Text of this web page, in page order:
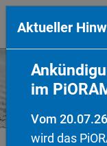
Aktueller
im
Vom
wird das